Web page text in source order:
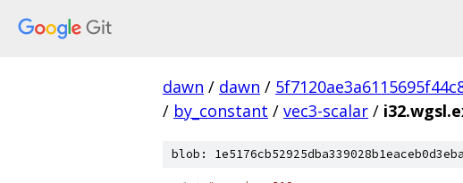
dawn / dawn /
/ by_constant / vec3-scalar /
blob: